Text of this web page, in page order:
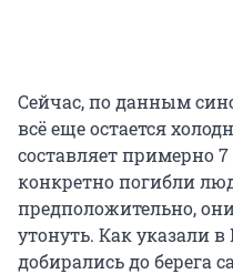
Сейчас, по данным
всё еще остается
составляет примерно 7
конкретно погибли
предположительно,
утонуть. Как указали
добирались до берега